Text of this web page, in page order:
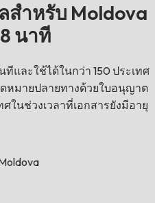
ำหรับ Moldova
นาที
ละใช้ได้ในกว่า 150 ประเทศ
หมายปลายทางด้วยใบอนุญาต
ในช่วงเวลาที่เอกสารยังมีอายุ